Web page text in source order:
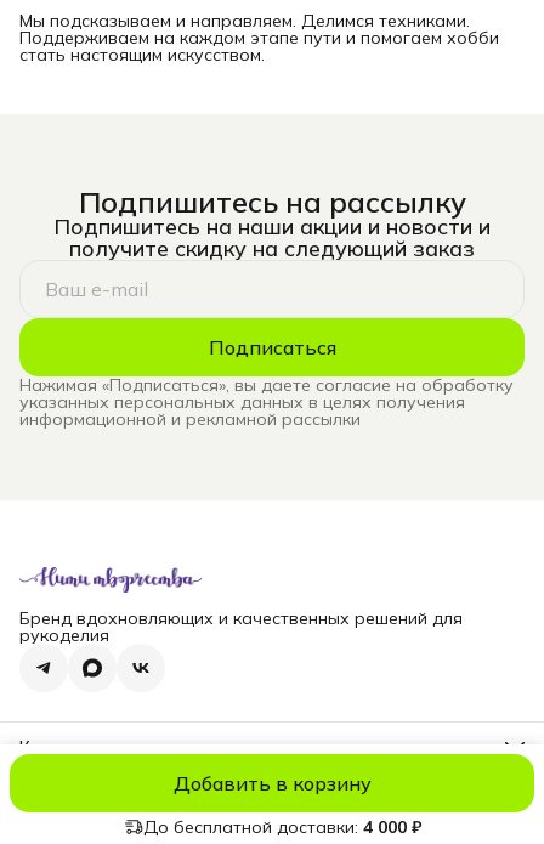
Добавить в корзину
До бесплатной доставки: 4 000 ₽
Мы подсказываем и направляем. Делимся техниками.
Поддерживаем на каждом этапе пути и помогаем хобби
стать настоящим искусством.
Подпишитесь на рассылку
Подпишитесь на наши акции и новости и
получите скидку на следующий заказ
Подписаться
Нажимая «Подписаться», вы даете согласие на обработку
указанных персональных данных в целях получения
информационной и рекламной рассылки
Бренд вдохновляющих и качественных решений для
рукоделия
Контакты
Эл. почта
nititv@yandex.ru
© niti_liveОплатаДоставкаПравила возвратаРеквизиты